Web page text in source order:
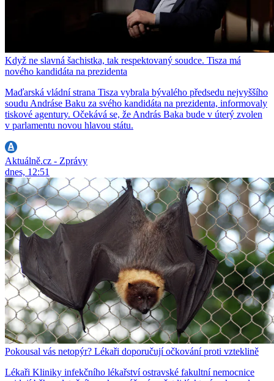
Když ne slavná šachistka, tak respektovaný soudce. Tisza má
nového kandidáta na prezidenta
Maďarská vládní strana Tisza vybrala bývalého předsedu nejvyššího
soudu Andráse Baku za svého kandidáta na prezidenta, informovaly
tiskové agentury. Očekává se, že András Baka bude v úterý zvolen
v parlamentu novou hlavou státu.
Aktuálně.cz - Zprávy
dnes, 12:51
Pokousal vás netopýr? Lékaři doporučují očkování proti vzteklině
Lékaři Kliniky infekčního lékařství ostravské fakultní nemocnice